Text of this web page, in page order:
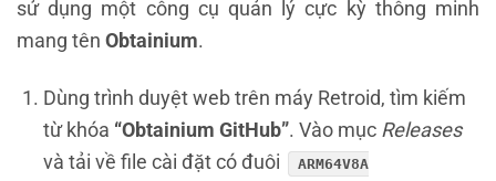
sử dụng một công cụ quản lý cực kỳ thông minh
mang tên Obtainium.
Dùng trình duyệt web trên máy Retroid, tìm kiếm
từ khóa “Obtainium GitHub”. Vào mục Releases
và tải về file cài đặt có đuôi
ARM64V8A